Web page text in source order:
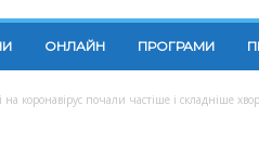
ОНЛАЙН ПРОГРАМИ
на коронавірус почали частіше і складніше